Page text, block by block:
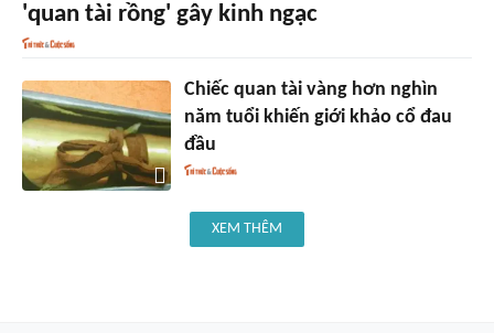
'quan tài rồng' gây kinh ngạc
Chiếc quan tài vàng hơn nghìn
năm tuổi khiến giới khảo cổ đau
đầu
XEM THÊM